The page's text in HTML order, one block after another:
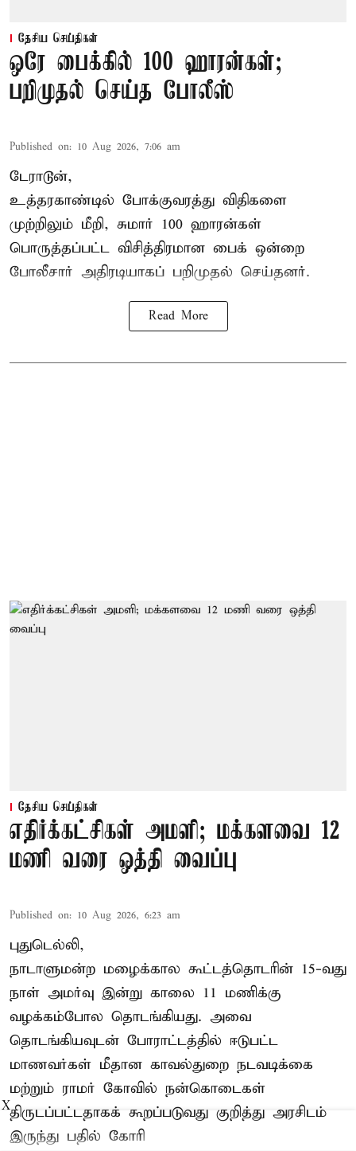
தேசிய செய்திகள்
ஒரே பைக்கில் 100 ஹாரன்கள்;
பறிமுதல் செய்த போலீஸ்
Published on: 10 Aug 2026, 7:06 am
டேராடூன்,
உத்தரகாண்டில் போக்குவரத்து விதிகளை
முற்றிலும் மீறி, சுமார் 100 ஹாரன்கள்
பொருத்தப்பட்ட விசித்திரமான பைக் ஒன்றை
போலீசார் அதிரடியாகப் பறிமுதல் செய்தனர்.
Read More
தேசிய செய்திகள்
எதிர்க்கட்சிகள் அமளி; மக்களவை 12
மணி வரை ஒத்தி வைப்பு
Published on: 10 Aug 2026, 6:23 am
புதுடெல்லி,
நாடாளுமன்ற மழைக்கால கூட்டத்தொடரின் 15-வது
நாள் அமர்வு இன்று காலை 11 மணிக்கு
வழக்கம்போல தொடங்கியது. அவை
தொடங்கியவுடன் போராட்டத்தில் ஈடுபட்ட
மாணவர்கள் மீதான காவல்துறை நடவடிக்கை
மற்றும் ராமர் கோவில் நன்கொடைகள்
திருடப்பட்டதாகக் கூறப்படுவது குறித்து அரசிடம்
இருந்து பதில் கோரி
X